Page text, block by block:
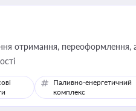
отримання, переоформлення,
Паливно-енергетичний
комплекс